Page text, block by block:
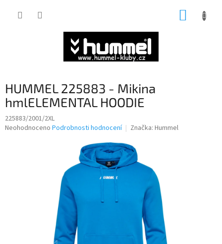
HUMMEL 225883 - Mikina
hmlELEMENTAL HOODIE
225883/2001/2XL
Průměrné
Neohodnoceno Podrobnosti hodnocení Značka: Hummel